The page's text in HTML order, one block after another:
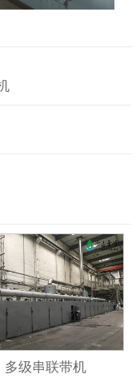
多级串联带机